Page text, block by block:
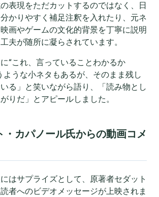
表現をただカットするのではなく、日
かりやすく補足注釈を入れたり、元ネ
画やゲームの文化的背景を丁寧に説明
夫が随所に凝らされています。
“これ、言っていることわかるか
ような小ネタもあるが、そのまま残し
る」と笑いながら語り、「読み物とし
りだ」とアピールしました。
・カパノール氏からの動画コメ
はサプライズとして、原著者セダット
者へのビデオメッセージが上映されま